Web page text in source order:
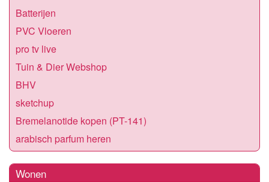
Batterijen
PVC Vloeren
pro tv live
Tuin & Dier Webshop
BHV
sketchup
Bremelanotide kopen (PT-141)
arabisch parfum heren
Wonen